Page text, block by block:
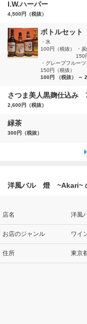
I.W.ハーパー
4,500円（税抜）
ボトルセット
・氷
100円（税抜
150円（税
・グレープフ
150円（税抜）
100円 （税抜） ～
さつま美人黒麹仕込み
2,600円（税抜）
緑茶
300円（税抜）
洋風バル 燈 ~Akari~
店名 洋風
お店のジャンル ワイ
住所 東京